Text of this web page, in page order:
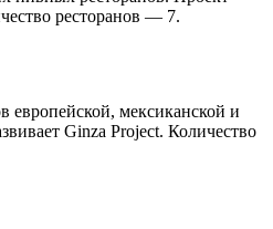
ресторанов — 7.
мексиканской и
Ginza Project. Количество